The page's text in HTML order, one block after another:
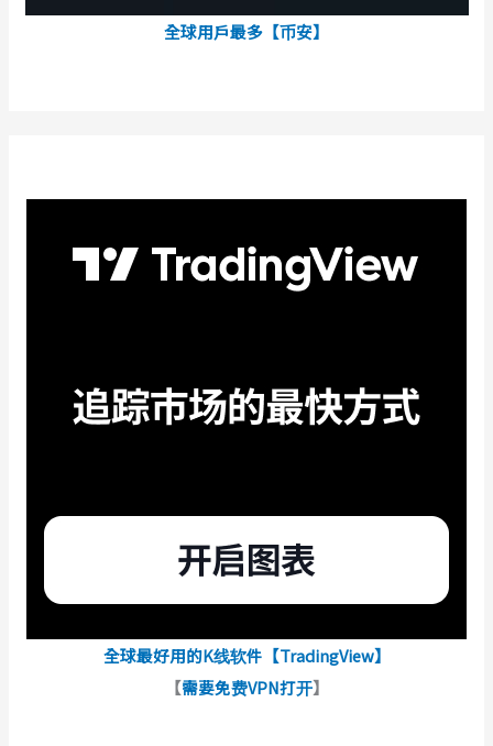
全球用戶最多【币安】
全球最好用的K线软件【TradingView】
【需要免费VPN打开】